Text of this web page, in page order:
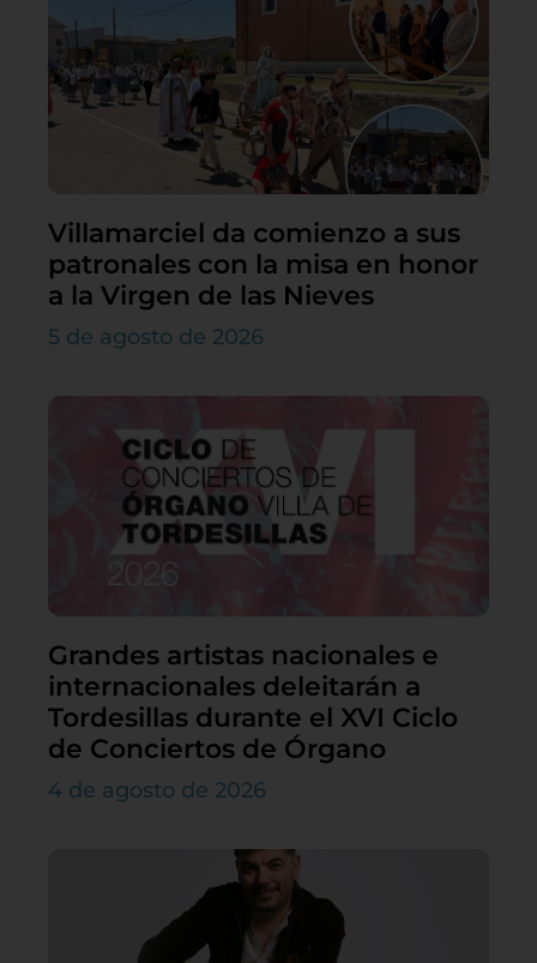
Villamarciel da comienzo a sus
patronales con la misa en honor
a la Virgen de las Nieves
5 de agosto de 2026
Grandes artistas nacionales e
internacionales deleitarán a
Tordesillas durante el XVI Ciclo
de Conciertos de Órgano
4 de agosto de 2026